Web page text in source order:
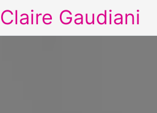
Claire Gaudiani